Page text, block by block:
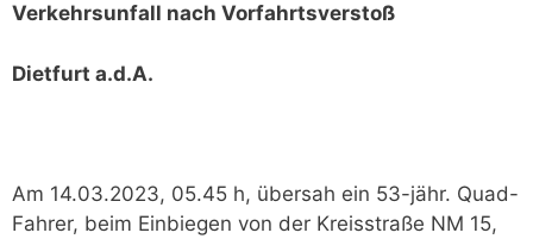
Verkehrsunfall nach Vorfahrtsverstoß
Dietfurt a.d.A.
Am 14.03.2023, 05.45 h, übersah ein 53-jähr. Quad-
Fahrer, beim Einbiegen von der Kreisstraße NM 15,